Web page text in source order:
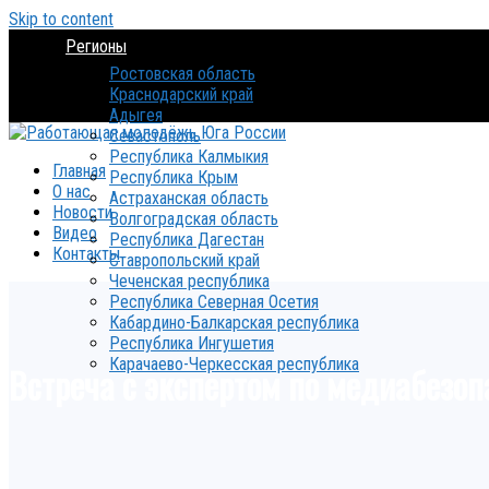
Skip to content
Регионы
Ростовская область
Краснодарский край
Адыгея
Севастополь
Республика Калмыкия
Республика Крым
Астраханская область
Волгоградская область
Республика Дагестан
Ставропольский край
Чеченская республика
Республика Северная Осетия
Кабардино-Балкарская республика
Республика Ингушетия
Карачаево-Черкесская республика
Главная
О нас
Новости
Видео
Контакты
Встреча с экспертом по